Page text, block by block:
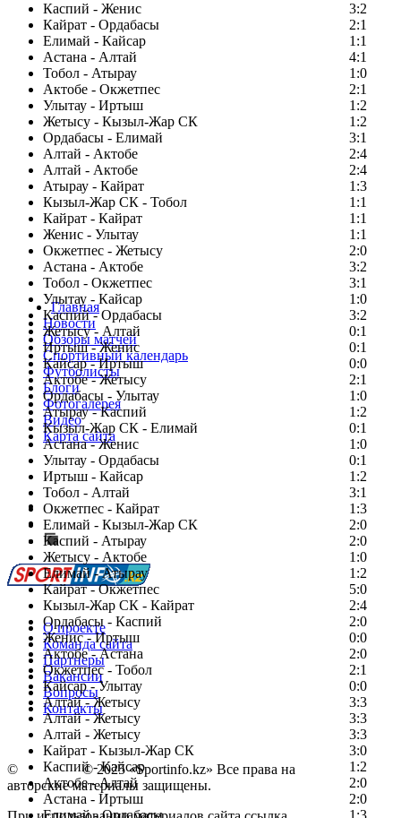
Каспий - Женис
3:2
Кайрат - Ордабасы
2:1
Елимай - Кайсар
1:1
Астана - Алтай
4:1
Тобол - Атырау
1:0
Актобе - Окжетпес
2:1
Улытау - Иртыш
1:2
Жетысу - Кызыл-Жар СК
1:2
Ордабасы - Елимай
3:1
Алтай - Актобе
2:4
Алтай - Актобе
2:4
Атырау - Кайрат
1:3
Кызыл-Жар СК - Тобол
1:1
Кайрат - Кайрат
1:1
Женис - Улытау
1:1
Окжетпес - Жетысу
2:0
Астана - Актобе
3:2
Тобол - Окжетпес
3:1
Улытау - Кайсар
1:0
Каспий - Ордабасы
3:2
Жетысу - Алтай
0:1
Иртыш - Женис
0:1
Кайсар - Иртыш
0:0
Актобе - Жетысу
2:1
Ордабасы - Улытау
1:0
Атырау - Каспий
1:2
Кызыл-Жар СК - Елимай
0:1
Астана - Женис
1:0
Улытау - Ордабасы
0:1
Иртыш - Кайсар
1:2
Тобол - Алтай
3:1
Окжетпес - Кайрат
1:3
Елимай - Кызыл-Жар СК
2:0
Каспий - Атырау
2:0
Жетысу - Актобе
1:0
Елимай - Атырау
1:2
Кайрат - Окжетпес
5:0
Кызыл-Жар СК - Кайрат
2:4
Ордабасы - Каспий
2:0
Женис - Иртыш
0:0
Актобе - Астана
2:0
Окжетпес - Тобол
2:1
Кайсар - Улытау
0:0
Алтай - Жетысу
3:3
Алтай - Жетысу
3:3
Алтай - Жетысу
3:3
Кайрат - Кызыл-Жар СК
3:0
Каспий - Кайсар
1:2
Актобе - Алтай
2:0
Астана - Иртыш
2:0
Главная
Новости
Обзоры матчей
Спортивный календарь
Футболисты
Блоги
Фотогалерея
Видео
Карта сайта
Есть идея?
Сообщить о мероприятии
Перейти на старый сайт
О проекте
Команда сайта
Партнеры
Вакансии
Вопросы
Контакты
© Copyright© 2025 «Sportinfo.kz» Все права на
авторские материалы защищены.